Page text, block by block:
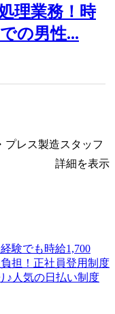
理業務！時
の男性...
プレス製造スタッフ
詳細を表示